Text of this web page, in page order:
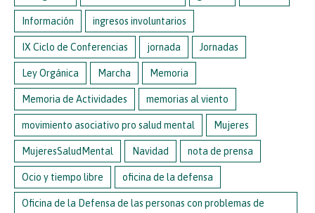
Información ingresos involuntarios
IX Ciclo de Conferencias jornada Jornadas
Ley Orgánica Marcha Memoria
Memoria de Actividades memorias al viento
movimiento asociativo pro salud mental Mujeres
MujeresSaludMental Navidad nota de prensa
Ocio y tiempo libre oficina de la defensa
Oficina de la Defensa de las personas con problemas de